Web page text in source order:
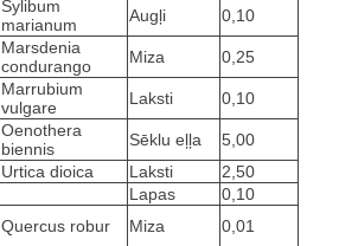
Sylibum
marianum
Augļi 0,10
Marsdenia
condurango
Miza 0,25
Marrubium
vulgare
Laksti 0,10
Oenothera
biennis
Sēklu eļļa
5,00
Urtica dioica Laksti
2,50
Lapas
0,10
Quercus robur Miza 0,01